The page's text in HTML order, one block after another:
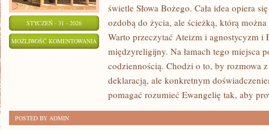
STYCZEŃ - 31 - 2026
MOŻLIWOŚĆ KOMENTOWANIA ISLAM
świetle Słowa Bożego. Cała idea opiera
ozdobą do życia, ale ścieżką, którą
Warto przeczytać Ateizm i agnostycyzm i
międzyreligijny. Na łamach tego miejsca
codziennością. Chodzi o to, by rozmowa
deklaracją, ale konkretnym
pomagać rozumieć Ewangelię tak, aby
POSTED BY ADMIN